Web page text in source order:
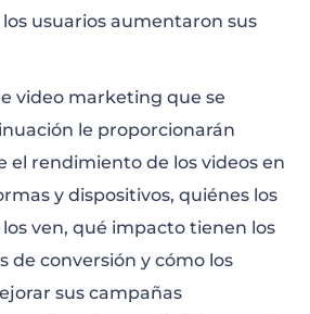
los usuarios aumentaron sus
video marketing que se
le proporcionarán
el rendimiento de los videos en
y dispositivos, quiénes los
ven, qué impacto tienen los
de conversión y cómo los
sus campañas